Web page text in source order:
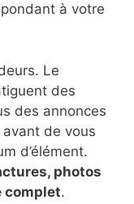
à votre
Le
des
des annonces
de vous
d’élément.
photos
complet.